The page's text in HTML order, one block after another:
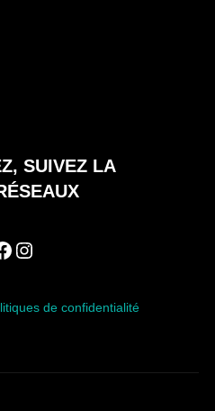
SUIVEZ LA
Instagram
de confidentialité